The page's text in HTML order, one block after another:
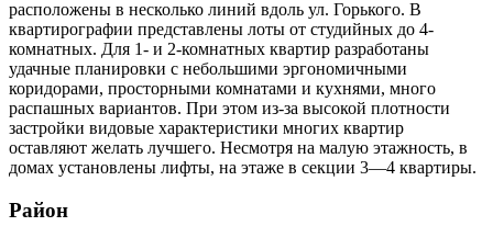
расположены в несколько линий вдоль ул. Горького. В
квартирографии представлены лоты от студийных до 4-
комнатных. Для 1- и 2-комнатных квартир разработаны
удачные планировки с небольшими эргономичными
коридорами, просторными комнатами и кухнями, много
распашных вариантов. При этом из-за высокой плотности
застройки видовые характеристики многих квартир
оставляют желать лучшего. Несмотря на малую этажность, в
домах установлены лифты, на этаже в секции 3—4 квартиры.
Район